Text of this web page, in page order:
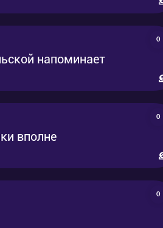
0
напоминает
0
вполне
0